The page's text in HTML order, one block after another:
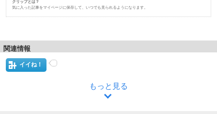
クリップとは？
気に入った記事をマイページに保存して、いつでも見られるようになります。
関連情報
イイね！
もっと見る